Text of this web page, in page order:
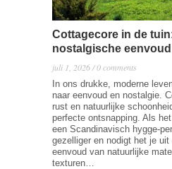
Cottagecore in de
nostalgische eenvoud
juli 1, 2026 / 0 comments
In ons drukke, moderne
naar eenvoud en nostalgie.
rust en natuurlijke
perfecte ontsnapping. Als
een Scandinavisch hygge-
gezelliger en nodigt het je
eenvoud van natuurlijke
texturen…